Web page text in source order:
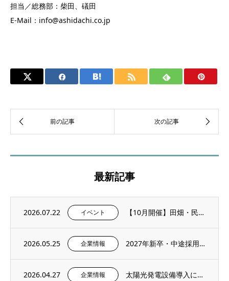
担当／総務部：柴田、礒田
E-Mail：info@ashidachi.co.jp
最新記事
2026.07.22 イベント 【10月開催】田畑・民家に残る石積み文化を学ぶ「石積み修復ワークショップ」を再び開催し...
2026.05.25 企業情報 2027年新卒・中途採用情報を更新いたしました。
2026.04.27 企業情報 太陽光発電設備導入に関するお知らせ